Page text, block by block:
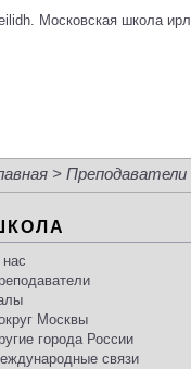
> Преподаватели
Москвы
города России
связи